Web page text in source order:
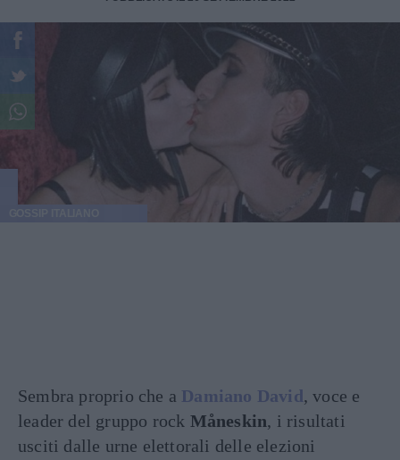
Sembra proprio che a Damiano David, voce e
leader del gruppo rock Måneskin, i risultati
usciti dalle urne elettorali delle elezioni